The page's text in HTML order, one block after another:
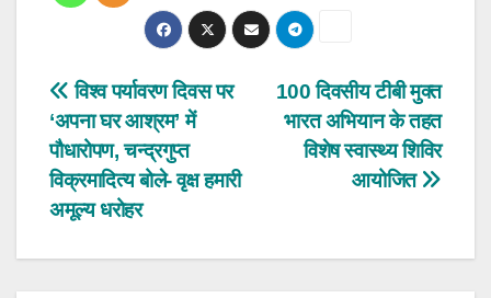
Post
navigation
100 दिवसीय टीबी मुक्त
भारत अभियान के तहत
विशेष स्वास्थ्य शिविर
आयोजित
विश्व पर्यावरण दिवस पर
‘अपना घर आश्रम’ में
पौधारोपण, चन्द्रगुप्त
विक्रमादित्य बोले- वृक्ष हमारी
अमूल्य धरोहर